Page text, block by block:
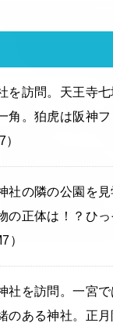
を訪問。天王寺
角。狛虎は阪神
）
社の隣の公園を
の正体は！？ひ
）
社を訪問。一宮
のある神社。正